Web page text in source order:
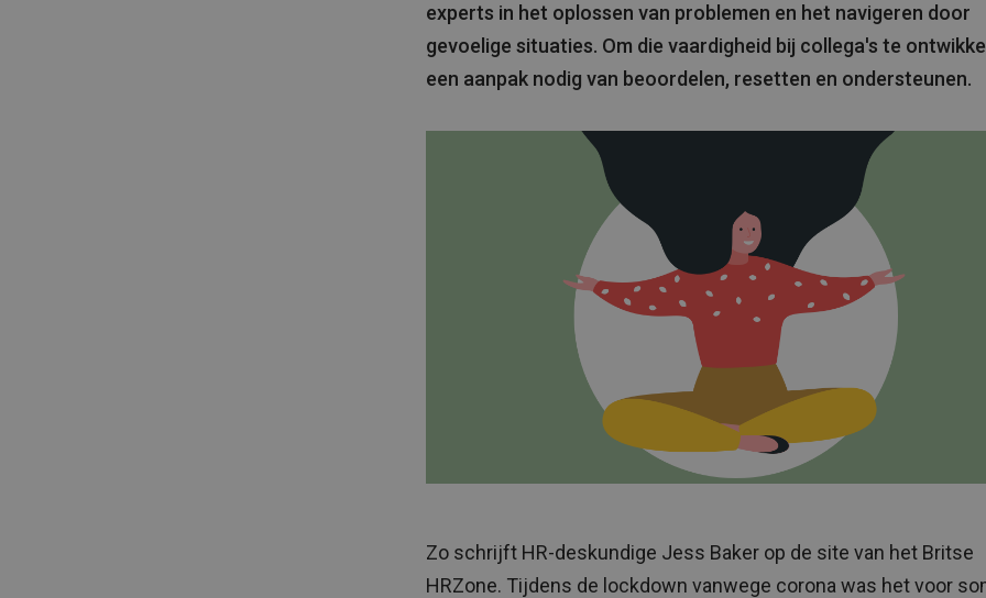
experts in het oplossen van problemen en het navigeren door
gevoelige situaties. Om die vaardigheid bij collega's te
een aanpak nodig van beoordelen, resetten en ondersteunen.
Zo schrijft HR-deskundige Jess Baker op de site van het Britse
HRZone. Tijdens de lockdown vanwege corona was het voor